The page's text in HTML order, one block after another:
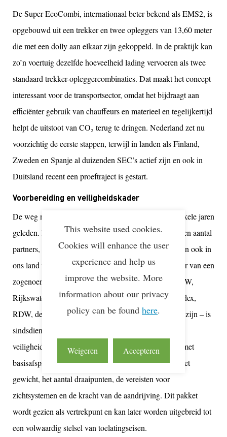
De Super EcoCombi, internationaal beter bekend als EMS2, is
opgebouwd uit een trekker en twee opleggers van 13,60 meter
die met een dolly aan elkaar zijn gekoppeld. In de praktijk kan
zo’n voertuig dezelfde hoeveelheid lading vervoeren als twee
standaard trekker-opleggercombinaties. Dat maakt het concept
interessant voor de transportsector, omdat het bijdraagt aan
efficiënter gebruik van chauffeurs en materieel en tegelijkertijd
helpt de uitstoot van CO₂ terug te dringen. Nederland zet nu
voorzichtig de eerste stappen, terwijl in landen als Finland,
Zweden en Spanje al duizenden SEC’s actief zijn en ook in
Duitsland recent een proeftraject is gestart.
Voorbereiding en veiligheidskader
De weg naar de eerste inzet in Nederland begon al enkele jaren
geleden. In 2019 nam TLN het initiatief, samen met een aantal
partners, om te onderzoeken of deze langere voertuigen ook in
ons land verantwoord kunnen rijden. Onder de noemer van een
zogenoemd SEC-kernteam – waarin onder andere IenW,
Rijkswaterstaat, het Havenbedrijf Rotterdam, evofenedex,
RDW, de RAI Vereniging en TLN vertegenwoordigd zijn – is
sindsdien gewerkt aan een kader met regels en
veiligheidsvoorwaarden. Inmiddels ligt er een pakket met
basisafspraken over onder meer de maximale lengte, het
gewicht, het aantal draaipunten, de vereisten voor
zichtsystemen en de kracht van de aandrijving. Dit pakket
wordt gezien als vertrekpunt en kan later worden uitgebreid tot
een volwaardig stelsel van toelatingseisen.
This website used cookies.
Cookies will enhance the user
experience and help us
improve the website. More
information about our privacy
policy can be found here.
Weigeren Accepteren